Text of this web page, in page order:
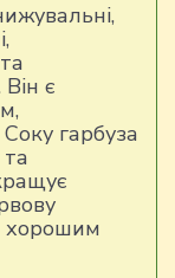
є
гарбуза
та
хорошим